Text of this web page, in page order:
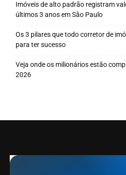
Imóveis de alto padrão registram
últimos 3 anos em São Paulo
Os 3 pilares que todo corretor de
para ter sucesso
Veja onde os milionários estão
2026